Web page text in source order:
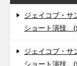
ジェイコブ・
ショート演技 (
ジェイコブ・
ショート演技 (